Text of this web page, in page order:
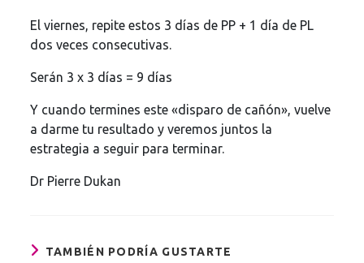
El viernes, repite estos 3 días de PP + 1 día de PL
dos veces consecutivas.
Serán 3 x 3 días = 9 días
Y cuando termines este «disparo de cañón», vuelve
a darme tu resultado y veremos juntos la
estrategia a seguir para terminar.
Dr Pierre Dukan
TAMBIÉN PODRÍA GUSTARTE